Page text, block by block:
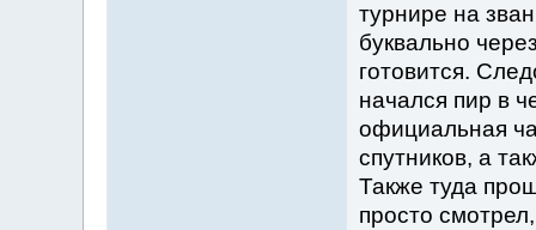
турнире на
буквально
готовится.
начался пир в
официальная
спутников, а
Также туда
просто